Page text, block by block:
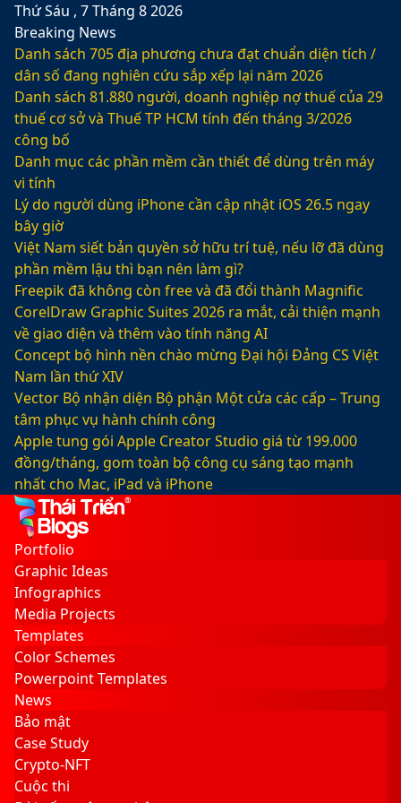
Thứ Sáu , 7 Tháng 8 2026
Breaking News
Danh sách 705 địa phương chưa đạt chuẩn diện tích /
dân số đang nghiên cứu sắp xếp lại năm 2026
Danh sách 81.880‬ người, doanh nghiệp nợ thuế của 29
thuế cơ sở và Thuế TP HCM tính đến tháng 3/2026
công bố
Danh mục các phần mềm cần thiết để dùng trên máy
vi tính
Lý do người dùng iPhone cần cập nhật iOS 26.5 ngay
bây giờ
Việt Nam siết bản quyền sở hữu trí tuệ, nếu lỡ đã dùng
phần mềm lậu thì bạn nên làm gì?
Freepik đã không còn free và đã đổi thành Magnific
CorelDraw Graphic Suites 2026 ra mắt, cải thiện mạnh
về giao diện và thêm vào tính năng AI
Concept bộ hình nền chào mừng Đại hội Đảng CS Việt
Nam lần thứ XIV
Vector Bộ nhận diện Bộ phận Một cửa các cấp – Trung
tâm phục vụ hành chính công
Apple tung gói Apple Creator Studio giá từ 199.000
đồng/tháng, gom toàn bộ công cụ sáng tạo mạnh
nhất cho Mac, iPad và iPhone
Facebook
X
LinkedIn
YouTube
Google
Play
Sidebar
Switch
skin
Portfolio
Graphic Ideas
Infographics
Media Projects
Templates
Color Schemes
Powerpoint Templates
News
Bảo mật
Case Study
Crypto-NFT
Cuộc thi